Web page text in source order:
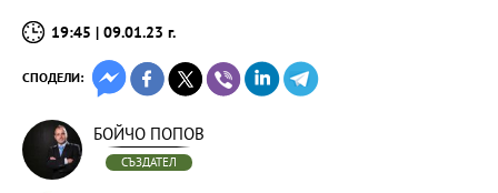
19:45 | 09.01.23 г.
СПОДЕЛИ:
БОЙЧО ПОПОВ
СЪЗДАТЕЛ